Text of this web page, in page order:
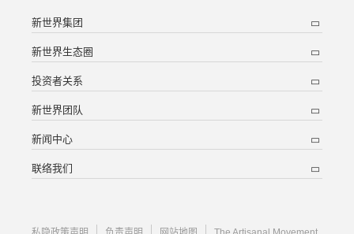
新世界集团
新世界生态圈
投资者关系
新世界团队
新闻中心
联络我们